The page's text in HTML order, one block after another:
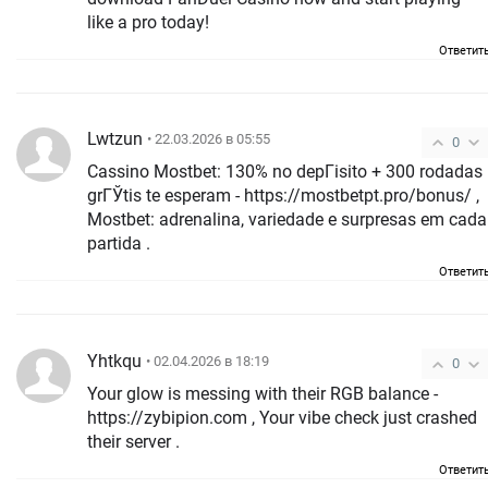
like a pro today!
0
Lwtzun • 22.03.2026 в 05:55
Cassino Mostbet: 130% no depГіsito + 300 rodadas
grГЎtis te esperam - https://mostbetpt.pro/bonus/ ,
Mostbet: adrenalina, variedade e surpresas em cada
partida .
0
Yhtkqu • 02.04.2026 в 18:19
Your glow is messing with their RGB balance -
https://zybipion.com , Your vibe check just crashed
their server .